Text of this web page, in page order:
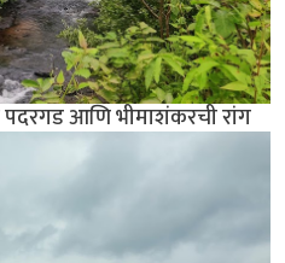
पदरगड आणि भीमाशंकरची रांग